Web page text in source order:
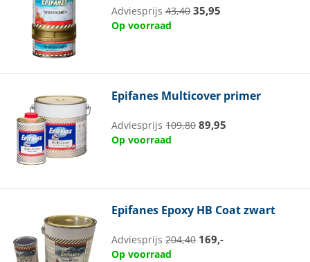
Adviesprijs43,40 35,95
Op voorraad
Epifanes Multicover primer
Adviesprijs109,80 89,95
Op voorraad
Epifanes Epoxy HB Coat zwart
Adviesprijs204,40 169,-
Op voorraad